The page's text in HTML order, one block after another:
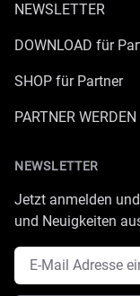
NEWSLETTER
DOWNLOAD für
SHOP für Partner
PARTNER WERDEN
NEWSLETTER
Jetzt anmelden
und Neuigkeiten
E-Mail Adresse